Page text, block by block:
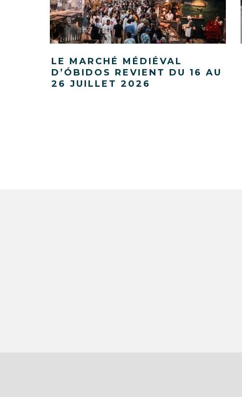
LE MARCHÉ MÉDIÉVAL
D’ÓBIDOS REVIENT DU 16 AU
26 JUILLET 2026